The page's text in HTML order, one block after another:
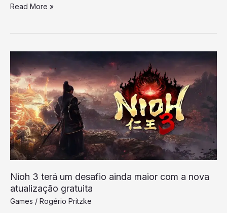
Read More »
Nioh 3 terá um desafio ainda maior com a nova
atualização gratuita
Games / Rogério Pritzke
3
terá
um
desafio
ainda
maior
com
a
nova
atualização
gratuita